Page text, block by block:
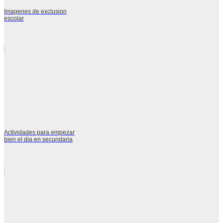
Imagenes de exclusion
escolar
Actividades para empezar
bien el dia en secundaria